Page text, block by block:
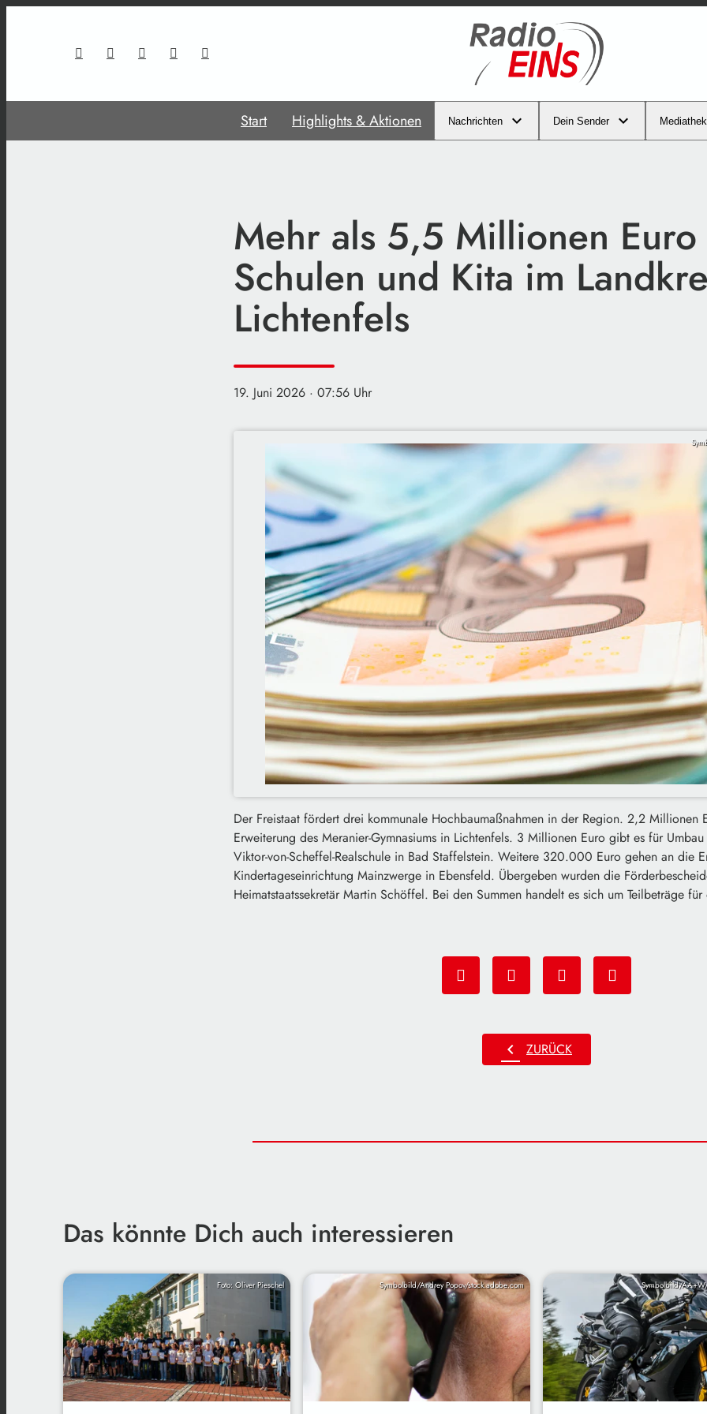
Start Highlights & Aktionen Nachrichten Dein Sender Mediathek
Mehr als 5,5 Millionen
Schulen und Kita im
Lichtenfels
19. Juni 2026 · 07:56 Uhr
Der Freistaat fördert drei kommunale Hochbaumaßnahmen in der Region. 2,2 Millionen
Erweiterung des Meranier-Gymnasiums in Lichtenfels. 3 Millionen Euro gibt es für
Viktor-von-Scheffel-Realschule in Bad Staffelstein. Weitere 320.000 Euro gehen an die
Kindertageseinrichtung Mainzwerge in Ebensfeld. Übergeben wurden die
Heimatstaatssekretär Martin Schöffel. Bei den Summen handelt es sich um Teilbeträge
chevron_left ZURÜCK
Das könnte Dich auch interessieren
Foto: Oliver Pieschel Symbolbild/Andrey Popov/stock.adobe.com Symbolbild/